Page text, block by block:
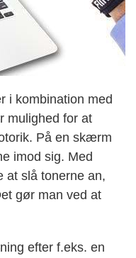
i kombination med
mulighed for at
På en skærm
imod sig. Med
at slå tonerne an,
gør man ved at
efter f.eks. en